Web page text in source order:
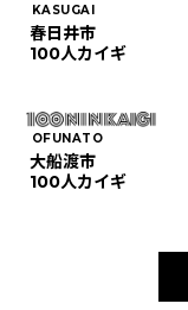
KASUGAI
春日井市
100人カイギ
OFUNATO
大船渡市
100人カイギ